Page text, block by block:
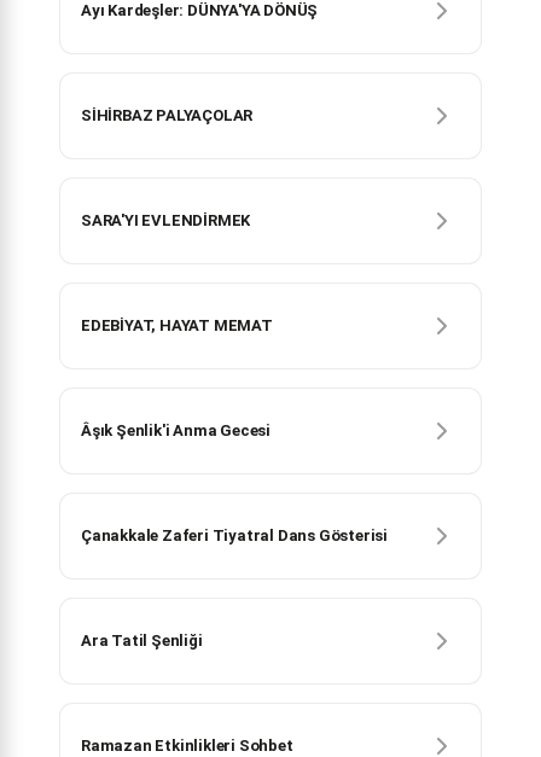
Ayı Kardeşler: DÜNYA'YA DÖNÜŞ
SİHİRBAZ PALYAÇOLAR
SARA'YI EVLENDİRMEK
EDEBİYAT, HAYAT MEMAT
Âşık Şenlik'i Anma Gecesi
Çanakkale Zaferi Tiyatral Dans Gösterisi
Ara Tatil Şenliği
Ramazan Etkinlikleri Sohbet